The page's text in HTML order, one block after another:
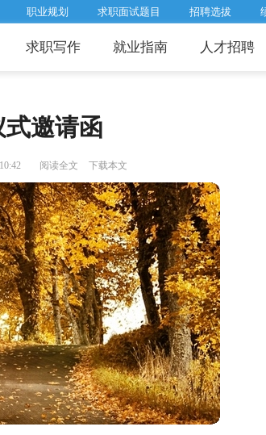
职业规划 求职面试题目 招聘选拔
求职写作 就业指南 人才招聘
式邀请函
阅读全文 下载本文